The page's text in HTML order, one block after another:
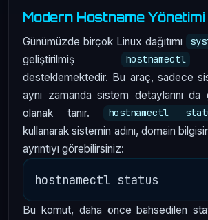
Modern Hostname Yönetimi
Günümüzde birçok Linux dağıtımı
geliştirilmiş
hostnamectl
desteklemektedir. Bu araç, sadece
aynı zamanda sistem detaylarını da
olanak tanır.
hostnamectl
kullanarak sistemin adını, domain
ayrıntıyı görebilirsiniz:
Bu komut, daha önce bahsedilen